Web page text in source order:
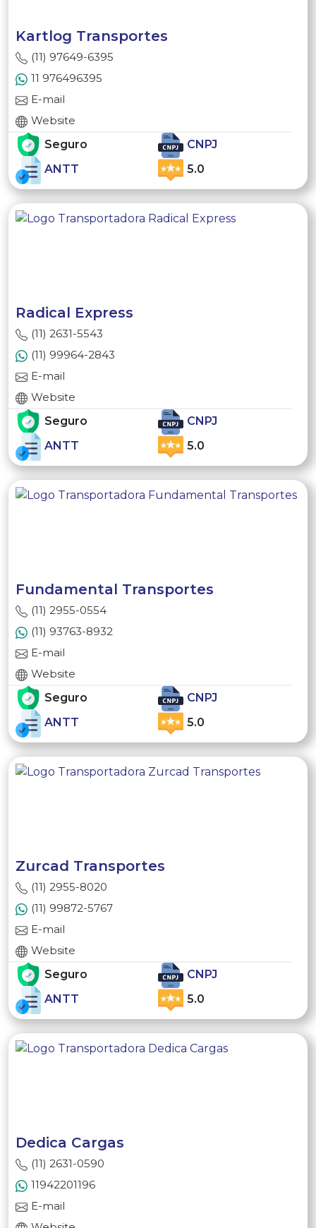
Kartlog Transportes
(11) 97649-6395
11 976496395
E-mail
Website
Seguro
CNPJ
ANTT
5.0
Radical Express
(11) 2631-5543
(11) 99964-2843
E-mail
Website
Seguro
CNPJ
ANTT
5.0
Fundamental Transportes
(11) 2955-0554
(11) 93763-8932
E-mail
Website
Seguro
CNPJ
ANTT
5.0
Zurcad Transportes
(11) 2955-8020
(11) 99872-5767
E-mail
Website
Seguro
CNPJ
ANTT
5.0
Dedica Cargas
(11) 2631-0590
11942201196
E-mail